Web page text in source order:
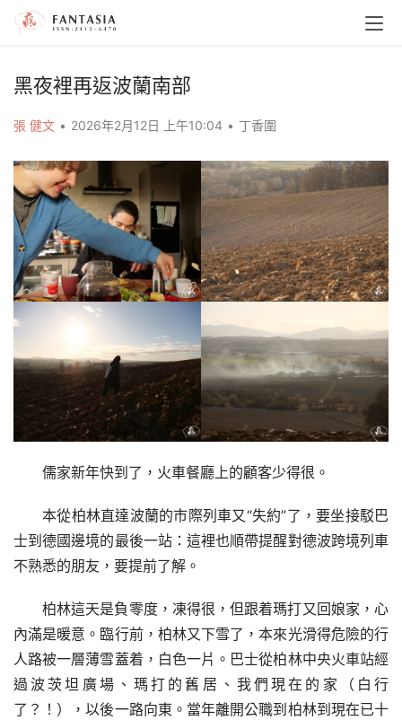
黑夜裡再返波蘭南部
張 健文 • 2026年2月12日 上午10:04 • 丁香圍
儒家新年快到了，火車餐廳上的顧客少得很。
本從柏林直達波蘭的市際列車又“失約”了，要坐接駁巴
士到德國邊境的最後一站：這裡也順帶提醒對德波跨境列車
不熟悉的朋友，要提前了解。
柏林這天是負零度，凍得很，但跟着瑪打又回娘家，心
內滿是暖意。臨行前，柏林又下雪了，本來光滑得危險的行
人路被一層薄雪蓋着，白色一片。巴士從柏林中央火車站經
過波茨坦廣場、瑪打的舊居、我們現在的家（白行
了？！），以後一路向東。當年離開公職到柏林到現在已十